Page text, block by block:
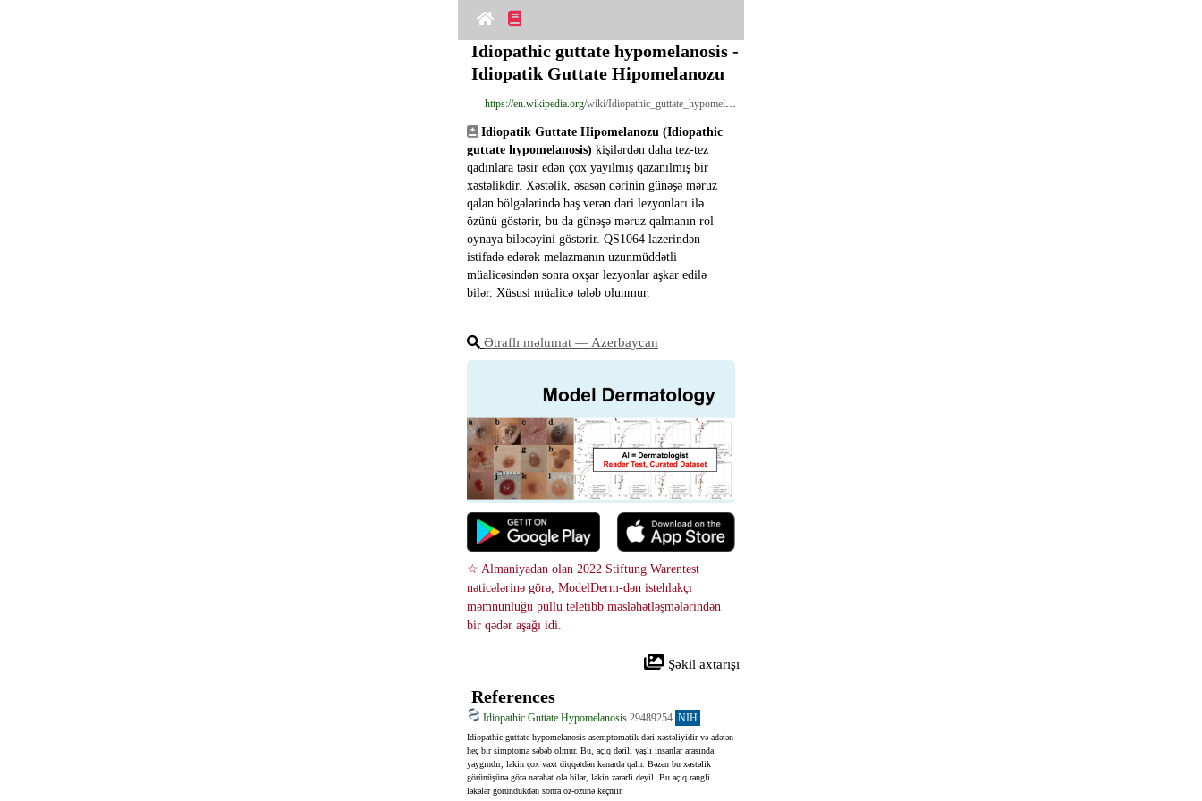
Idiopathic guttate hypomelanosis -
Idiopatik Guttate Hipomelanozu
https://en.wikipedia.org/wiki/Idiopathic_guttate_hypomelanosis
Idiopatik Guttate Hipomelanozu (Idiopathic
guttate hypomelanosis) kişilərdən daha tez-tez
qadınlara təsir edən çox yayılmış qazanılmış bir
xəstəlikdir. Xəstəlik, əsasən dərinin günəşə məruz
qalan bölgələrində baş verən dəri lezyonları ilə
özünü göstərir, bu da günəşə məruz qalmanın rol
oynaya biləcəyini göstərir. QS1064 lazerindən
istifadə edərək melazmanın uzunmüddətli
müalicəsindən sonra oxşar lezyonlar aşkar edilə
bilər. Xüsusi müalicə tələb olunmur.
Ətraflı məlumat ― Azerbaycan
☆ Almaniyadan olan 2022 Stiftung Warentest
nəticələrinə görə, ModelDerm-dən istehlakçı
məmnunluğu pullu teletibb məsləhətləşmələrindən
bir qədər aşağı idi.
Şəkil axtarışı
References
Idiopathic Guttate Hypomelanosis 29489254 NIH
Idiopathic guttate hypomelanosis asemptomatik dəri xəstəliyidir və adətən
heç bir simptoma səbəb olmur. Bu, açıq dərili yaşlı insanlar arasında
yaygındır, lakin çox vaxt diqqətdən kənarda qalır. Bəzən bu xəstəlik
görünüşünə görə narahat ola bilər, lakin zərərli deyil. Bu açıq rəngli
ləkələr göründükdən sonra öz-özünə keçmir.